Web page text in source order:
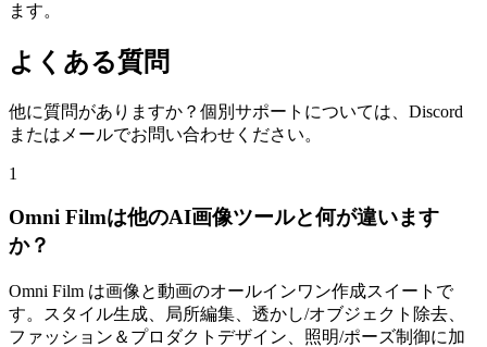
ます。
よくある質問
他に質問がありますか？個別サポートについては、Discord
またはメールでお問い合わせください。
1
Omni Filmは他のAI画像ツールと何が違います
か？
Omni Film は画像と動画のオールインワン作成スイートで
す。スタイル生成、局所編集、透かし/オブジェクト除去、
ファッション＆プロダクトデザイン、照明/ポーズ制御に加